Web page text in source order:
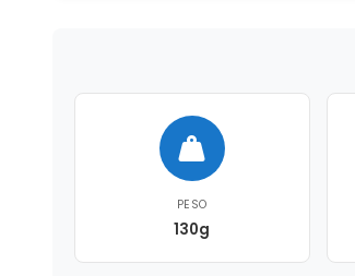
PESO
130g